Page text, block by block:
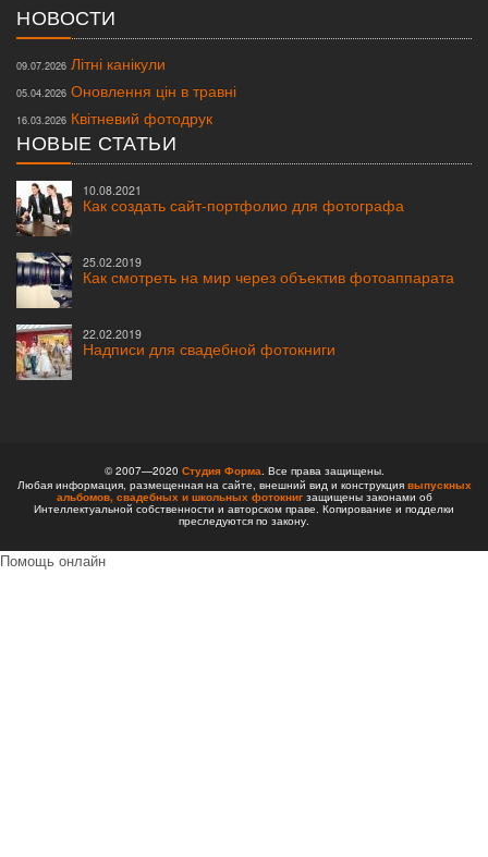
НОВОСТИ
09.07.2026 Літні канікули
05.04.2026 Оновлення цін в травні
16.03.2026 Квітневий фотодрук
НОВЫЕ СТАТЬИ
10.08.2021
Как создать сайт-портфолио для фотографа
25.02.2019
Как смотреть на мир через объектив фотоаппарата
22.02.2019
Надписи для свадебной фотокниги
© 2007—2020 Студия Форма . Все права защищены.
Любая информация, размещенная на сайте, внешний вид и конструкция выпускных
альбомов, свадебных и школьных фотокнигзащищены законами об
Интеллектуальной собственности и авторском праве. Копирование и подделки
преследуются по закону.
Помощь онлайн